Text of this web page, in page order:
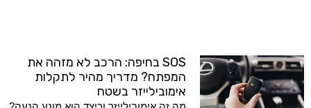
SOS בחיפה: הרכב לא מזהה את
המפתח? מדריך מהיר לתקלות
אימובילייזר בשטח